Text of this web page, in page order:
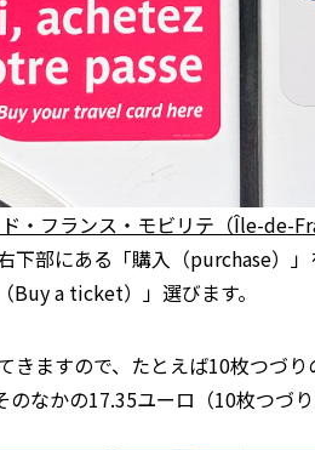
・フランス・モビリテ（Île-de-
下部にある「購入（purchase）
Buy a ticket）」選びます。
きますので、たとえば10枚つづ
なかの17.35ユーロ（10枚つづ